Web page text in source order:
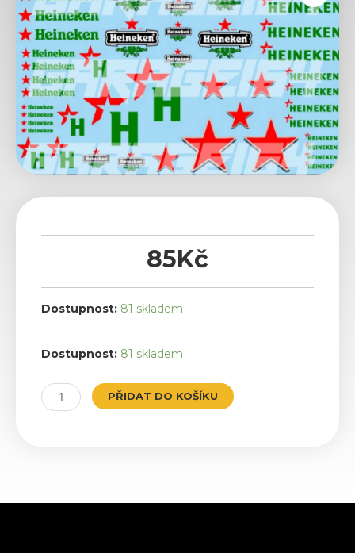
85Kč
Dostupnost: 81 skladem
Dostupnost: 81 skladem
Heineken
PŘIDAT DO KOŠÍKU